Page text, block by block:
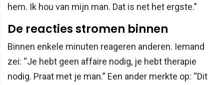
hem. Ik hou van mijn man. Dat is net het ergste.”
De reacties stromen binnen
Binnen enkele minuten reageren anderen. Iemand
zei: “Je hebt geen affaire nodig, je hebt therapie
nodig. Praat met je man.” Een ander merkte op: “Dit